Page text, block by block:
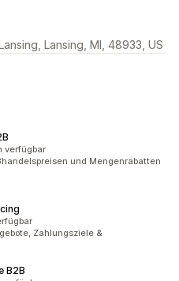
Lansing, MI, 48933, US
verfügbar
und Mengenrabatten
Zahlungsziele &
B2B